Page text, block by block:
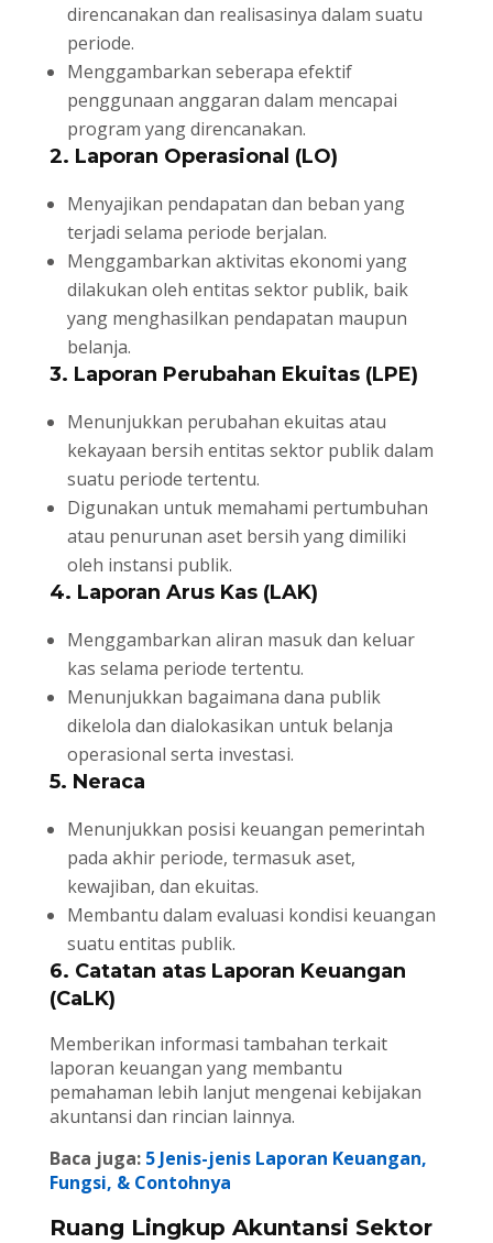
direncanakan dan realisasinya dalam suatu
periode.
Menggambarkan seberapa efektif
penggunaan anggaran dalam mencapai
program yang direncanakan.
2. Laporan Operasional (LO)
Menyajikan pendapatan dan beban yang
terjadi selama periode berjalan.
Menggambarkan aktivitas ekonomi yang
dilakukan oleh entitas sektor publik, baik
yang menghasilkan pendapatan maupun
belanja.
3. Laporan Perubahan Ekuitas (LPE)
Menunjukkan perubahan ekuitas atau
kekayaan bersih entitas sektor publik dalam
suatu periode tertentu.
Digunakan untuk memahami pertumbuhan
atau penurunan aset bersih yang dimiliki
oleh instansi publik.
4. Laporan Arus Kas (LAK)
Menggambarkan aliran masuk dan keluar
kas selama periode tertentu.
Menunjukkan bagaimana dana publik
dikelola dan dialokasikan untuk belanja
operasional serta investasi.
5. Neraca
Menunjukkan posisi keuangan pemerintah
pada akhir periode, termasuk aset,
kewajiban, dan ekuitas.
Membantu dalam evaluasi kondisi keuangan
suatu entitas publik.
6. Catatan atas Laporan Keuangan
(CaLK)
Memberikan informasi tambahan terkait
laporan keuangan yang membantu
pemahaman lebih lanjut mengenai kebijakan
akuntansi dan rincian lainnya.
Baca juga: 5 Jenis-jenis Laporan Keuangan,
Fungsi, & Contohnya
Ruang Lingkup Akuntansi Sektor